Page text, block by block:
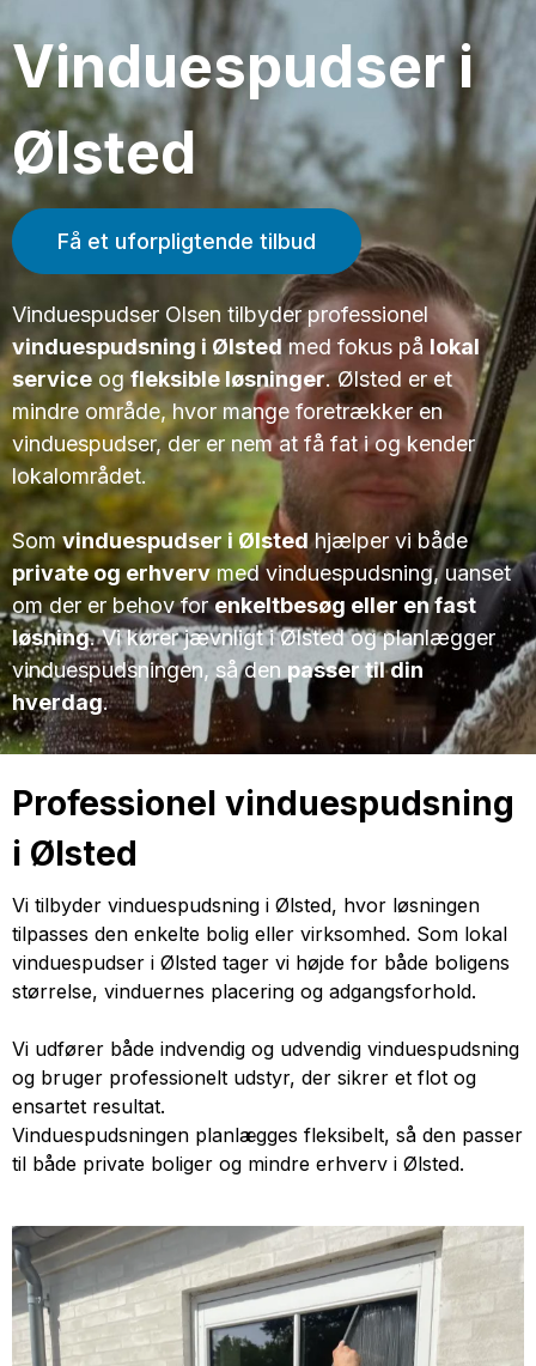
Vinduespudser i
Ølsted
Få et uforpligtende tilbud
Vinduespudser Olsen tilbyder professionel
vinduespudsning i Ølsted med fokus på lokal
serviceog fleksible løsninger. Ølsted er et
mindre område, hvor mange foretrækker en
vinduespudser, der er nem at få fat i og kender
lokalområdet.
Somvinduespudser i Ølstedhjælper vi både
private og erhvervmed vinduespudsning, uanset
om der er behov forenkeltbesøg eller en fast
løsning. Vi kører jævnligt i Ølsted og planlægger
vinduespudsningen, så den passer til din
hverdag.
Professionel vinduespudsning
i Ølsted
Vi tilbyder vinduespudsning i Ølsted, hvor løsningen
tilpasses den enkelte bolig eller virksomhed. Som lokal
vinduespudser i Ølsted tager vi højde for både boligens
størrelse, vinduernes placering og adgangsforhold.
Vi udfører både indvendig og udvendig vinduespudsning
og bruger professionelt udstyr, der sikrer et flot og
ensartet resultat.
Vinduespudsningen planlægges fleksibelt, så den passer
til både private boliger og mindre erhverv i Ølsted.